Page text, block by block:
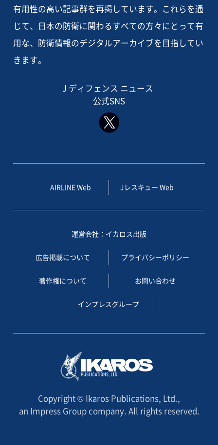
有用性の高い記事群を再掲しています。これらを通
じて、日本の防衛に関わるすべての方々にとって有
用な、防衛情報のデジタルアーカイブを目指してい
きます。
J ディフェンス ニュース
公式SNS
AIRLINE Web Jレスキュー Web
運営会社：イカロス出版
広告掲載について プライバシーポリシー
著作権について お問い合わせ
インプレスグループ
Copyright © Ikaros Publications, Ltd.,
an Impress Group company. All rights reserved.